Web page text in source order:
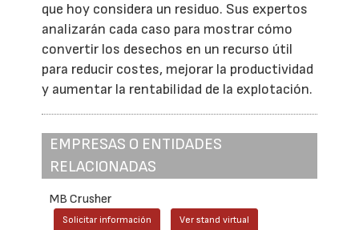
que hoy considera un residuo. Sus expertos
analizarán cada caso para mostrar cómo
convertir los desechos en un recurso útil
para reducir costes, mejorar la productividad
y aumentar la rentabilidad de la explotación.
EMPRESAS O ENTIDADES
RELACIONADAS
MB Crusher
Solicitar información Ver stand virtual